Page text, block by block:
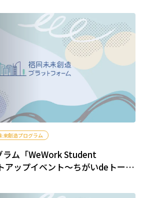
来創造プログラム
ラム「WeWork Student
ップイベント～ちがいdeトー